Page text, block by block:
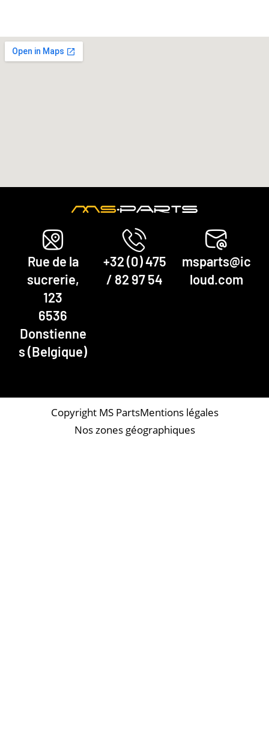
Rue de la
sucrerie,
123
6536
Donstienne
s (Belgique)
+32 (0) 475
/ 82 97 54
msparts@ic
loud.com
Copyright MS PartsMentions légales
Nos zones géographiques